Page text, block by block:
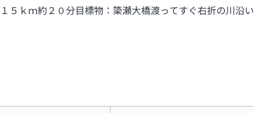
５ｋｍ約２０分目標物：簗瀬大橋渡ってすぐ右折の川沿い